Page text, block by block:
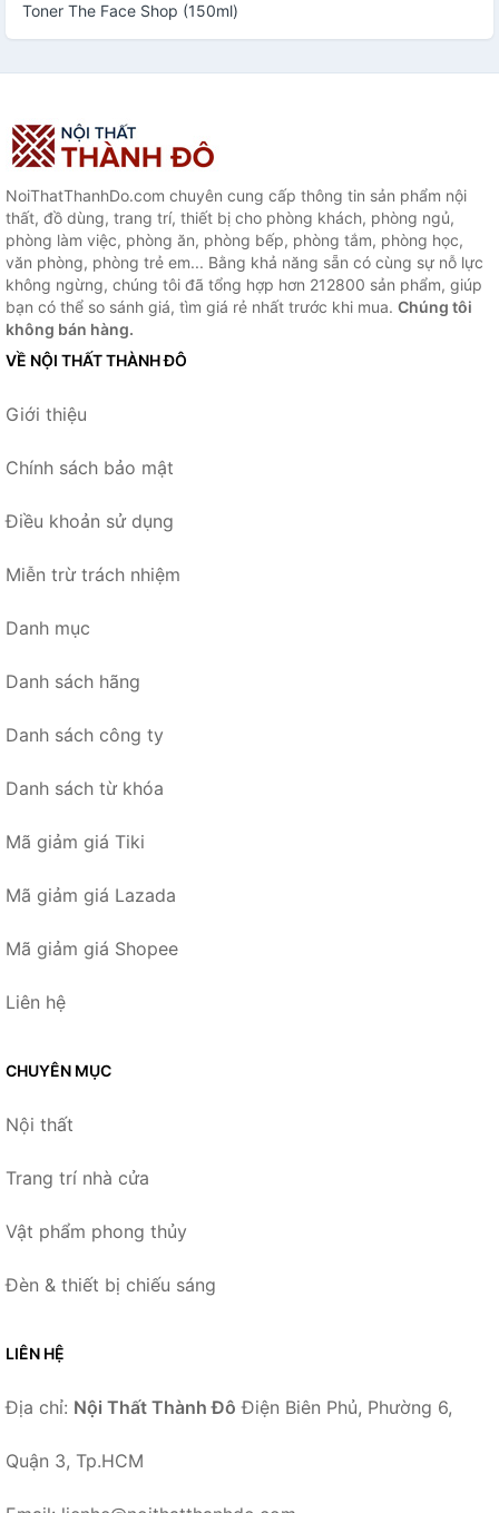
Toner The Face Shop (150ml)
NoiThatThanhDo.com chuyên cung cấp thông tin sản phẩm nội
thất, đồ dùng, trang trí, thiết bị cho phòng khách, phòng ngủ,
phòng làm việc, phòng ăn, phòng bếp, phòng tắm, phòng học,
văn phòng, phòng trẻ em... Bằng khả năng sẵn có cùng sự nỗ lực
không ngừng, chúng tôi đã tổng hợp hơn 212800 sản phẩm, giúp
bạn có thể so sánh giá, tìm giá rẻ nhất trước khi mua. Chúng tôi
không bán hàng.
VỀ NỘI THẤT THÀNH ĐÔ
Giới thiệu
Chính sách bảo mật
Điều khoản sử dụng
Miễn trừ trách nhiệm
Danh mục
Danh sách hãng
Danh sách công ty
Danh sách từ khóa
Mã giảm giá Tiki
Mã giảm giá Lazada
Mã giảm giá Shopee
Liên hệ
CHUYÊN MỤC
Nội thất
Trang trí nhà cửa
Vật phẩm phong thủy
Đèn & thiết bị chiếu sáng
LIÊN HỆ
Địa chỉ: Nội Thất Thành Đô Điện Biên Phủ, Phường 6,
Quận 3, Tp.HCM